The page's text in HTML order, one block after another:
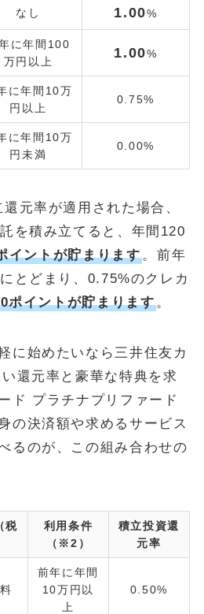
なし 1.00%
に年間100
万円以上
1.00%
に年間10万
円以上
0.75%
に年間10万
円未満
0.00%
元率が適用された場合、
を積み立てると、年間120
イントが貯まります。前年
とどまり、0.75%のクレカ
ポイントが貯まります。
に始めたいなら三井住友カ
還元率と豪華な特典を求
ド プラチナプリファード
の決済額や求めるサービス
るのが、この組み合わせの
税
利用条件
（※2）
積立投資還
元率
前年に年間
10万円以
上
0.50%